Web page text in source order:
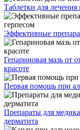
Таблетки для
Эффективные
Гепариновая мазь от
красоте
Первая помощь при
Препараты для
дерматита